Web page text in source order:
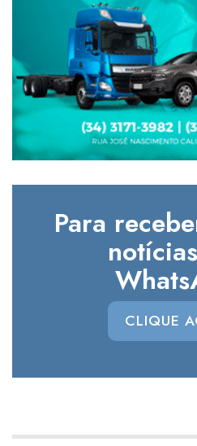
Para
CLIQUE